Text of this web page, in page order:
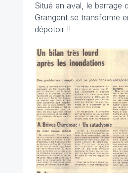
Situé en aval, le barrage
Grangent se transforme
dépotoir !!